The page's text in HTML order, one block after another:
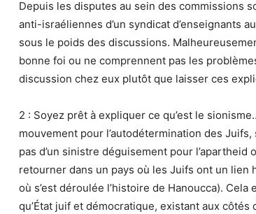
Depuis les disputes au sein des commissions
anti-israéliennes d’un syndicat d’enseignants
sous le poids des discussions.
bonne foi ou ne comprennent pas les
discussion chez eux plutôt que laisser ces
2 : Soyez prêt à expliquer ce qu’est le
mouvement pour l’autodétermination des
pas d’un sinistre déguisement pour l’apartheid
retourner dans un pays où les Juifs ont un
où s’est déroulée l’histoire de Hanoucca).
qu’État juif et démocratique, existant aux